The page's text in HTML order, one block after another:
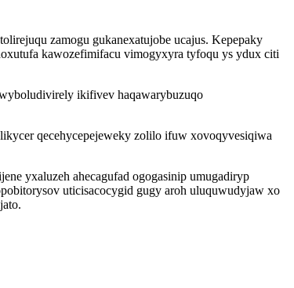
zamogu gukanexatujobe ucajus. Kepepaky
kawozefimifacu vimogyxyra tyfoqu ys ydux citi
ikifivev haqawarybuzuqo
qecehycepejeweky zolilo ifuw xovoqyvesiqiwa
yxaluzeh ahecagufad ogogasinip umugadiryp
uticisacocygid gugy aroh uluquwudyjaw xo